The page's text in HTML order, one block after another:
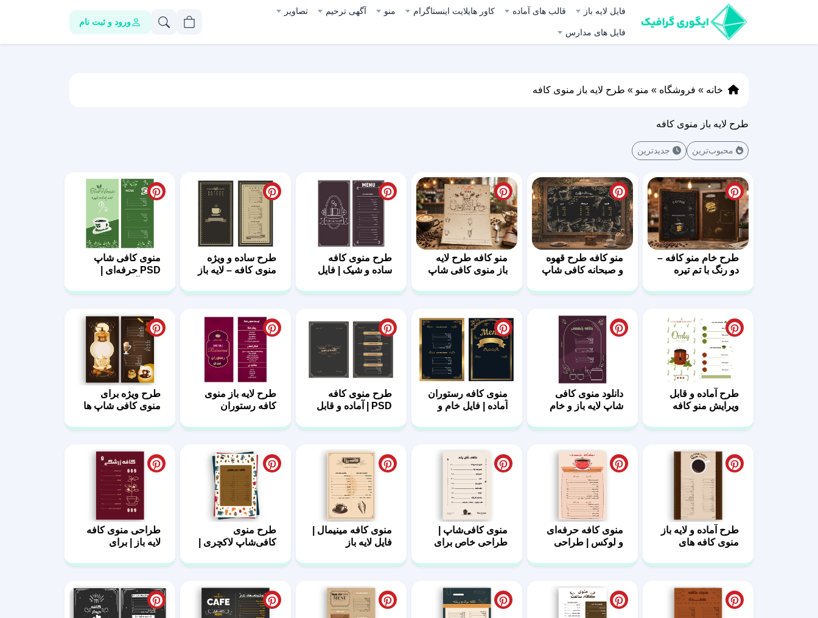
فایل لایه باز قالب های آماده کاور هایلایت اینستاگرام منو آگهی ترحیم تصاویر
فایل های مدارس
ورود و ثبت نام
خانه » فروشگاه » منو » طرح لایه باز منوی کافه
طرح لایه باز منوی کافه
محبوب‌ترین جدیدترین
طرح خام منو کافه –
دو رنگ با تم تیره
منو کافه طرح قهوه
و صبحانه کافی شاپ
منو کافه طرح لایه
باز منوی کافی شاپ
طرح منوی کافه
ساده و شیک | فایل
طرح ساده و ویژه
منوی کافه – لایه باز
منوی کافی شاپ
PSD حرفه‌ای |
طرح آماده و قابل
ویرایش منو کافه
دانلود منوی کافی
شاپ لایه باز و خام
منوی کافه رستوران
آماده | فایل خام و
طرح منوی کافه
PSD | آماده و قابل
طرح لایه باز منوی
کافه رستوران
طرح ویژه برای
منوی کافی شاپ ها
طرح آماده و لایه باز
منوی کافه های
منوی کافه حرفه‌ای
و لوکس | طراحی
منوی کافی‌شاپ |
طراحی خاص برای
منوی کافه مینیمال |
فایل لایه باز
طرح منوی
کافی‌شاپ لاکچری |
طراحی منوی کافه
لایه باز | برای